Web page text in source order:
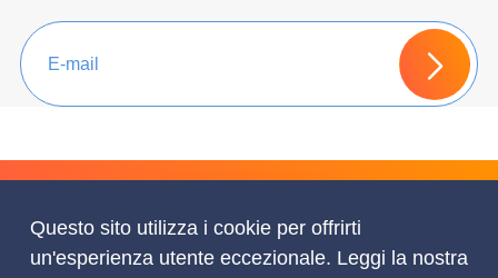
Chiedi un Preventivo
Questo sito utilizza i cookie per offrirti
un'esperienza utente eccezionale. Leggi la nostra